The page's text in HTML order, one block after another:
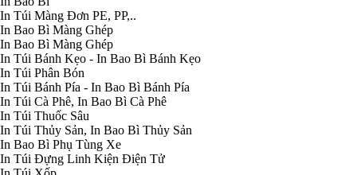
In Túi Màng Đơn PE, PP,..
In Bao Bì Màng Ghép
In Bao Bì Màng Ghép
In Túi Bánh Kẹo - In Bao Bì Bánh Kẹo
In Túi Phân Bón
In Túi Bánh Pía - In Bao Bì Bánh Pía
In Túi Cà Phê, In Bao Bì Cà Phê
In Túi Thuốc Sâu
In Túi Thủy Sản, In Bao Bì Thủy Sản
In Bao Bì Phụ Tùng Xe
In Túi Đựng Linh Kiện Điện Tử